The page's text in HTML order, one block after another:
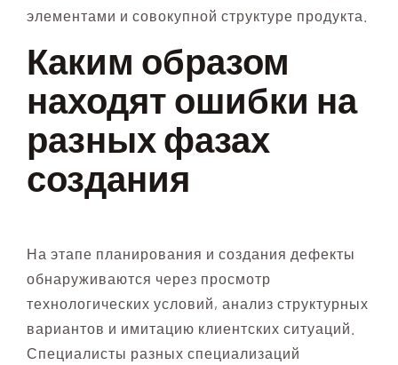
элементами и совокупной структуре продукта.
Каким образом
находят ошибки на
разных фазах
создания
На этапе планирования и создания дефекты
обнаруживаются через просмотр
технологических условий, анализ структурных
вариантов и имитацию клиентских ситуаций.
Специалисты разных специализаций